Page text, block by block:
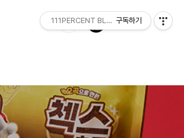
111PERCENT BLOG구독하기